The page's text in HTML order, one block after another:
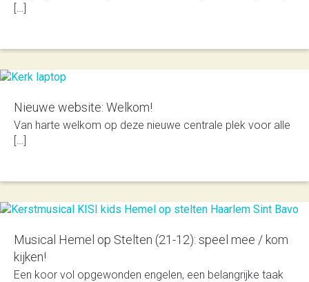
[…]
Nieuwe website: Welkom!
Van harte welkom op deze nieuwe centrale plek voor alle
[…]
Musical Hemel op Stelten (21-12): speel mee / kom
kijken!
Een koor vol opgewonden engelen, een belangrijke taak